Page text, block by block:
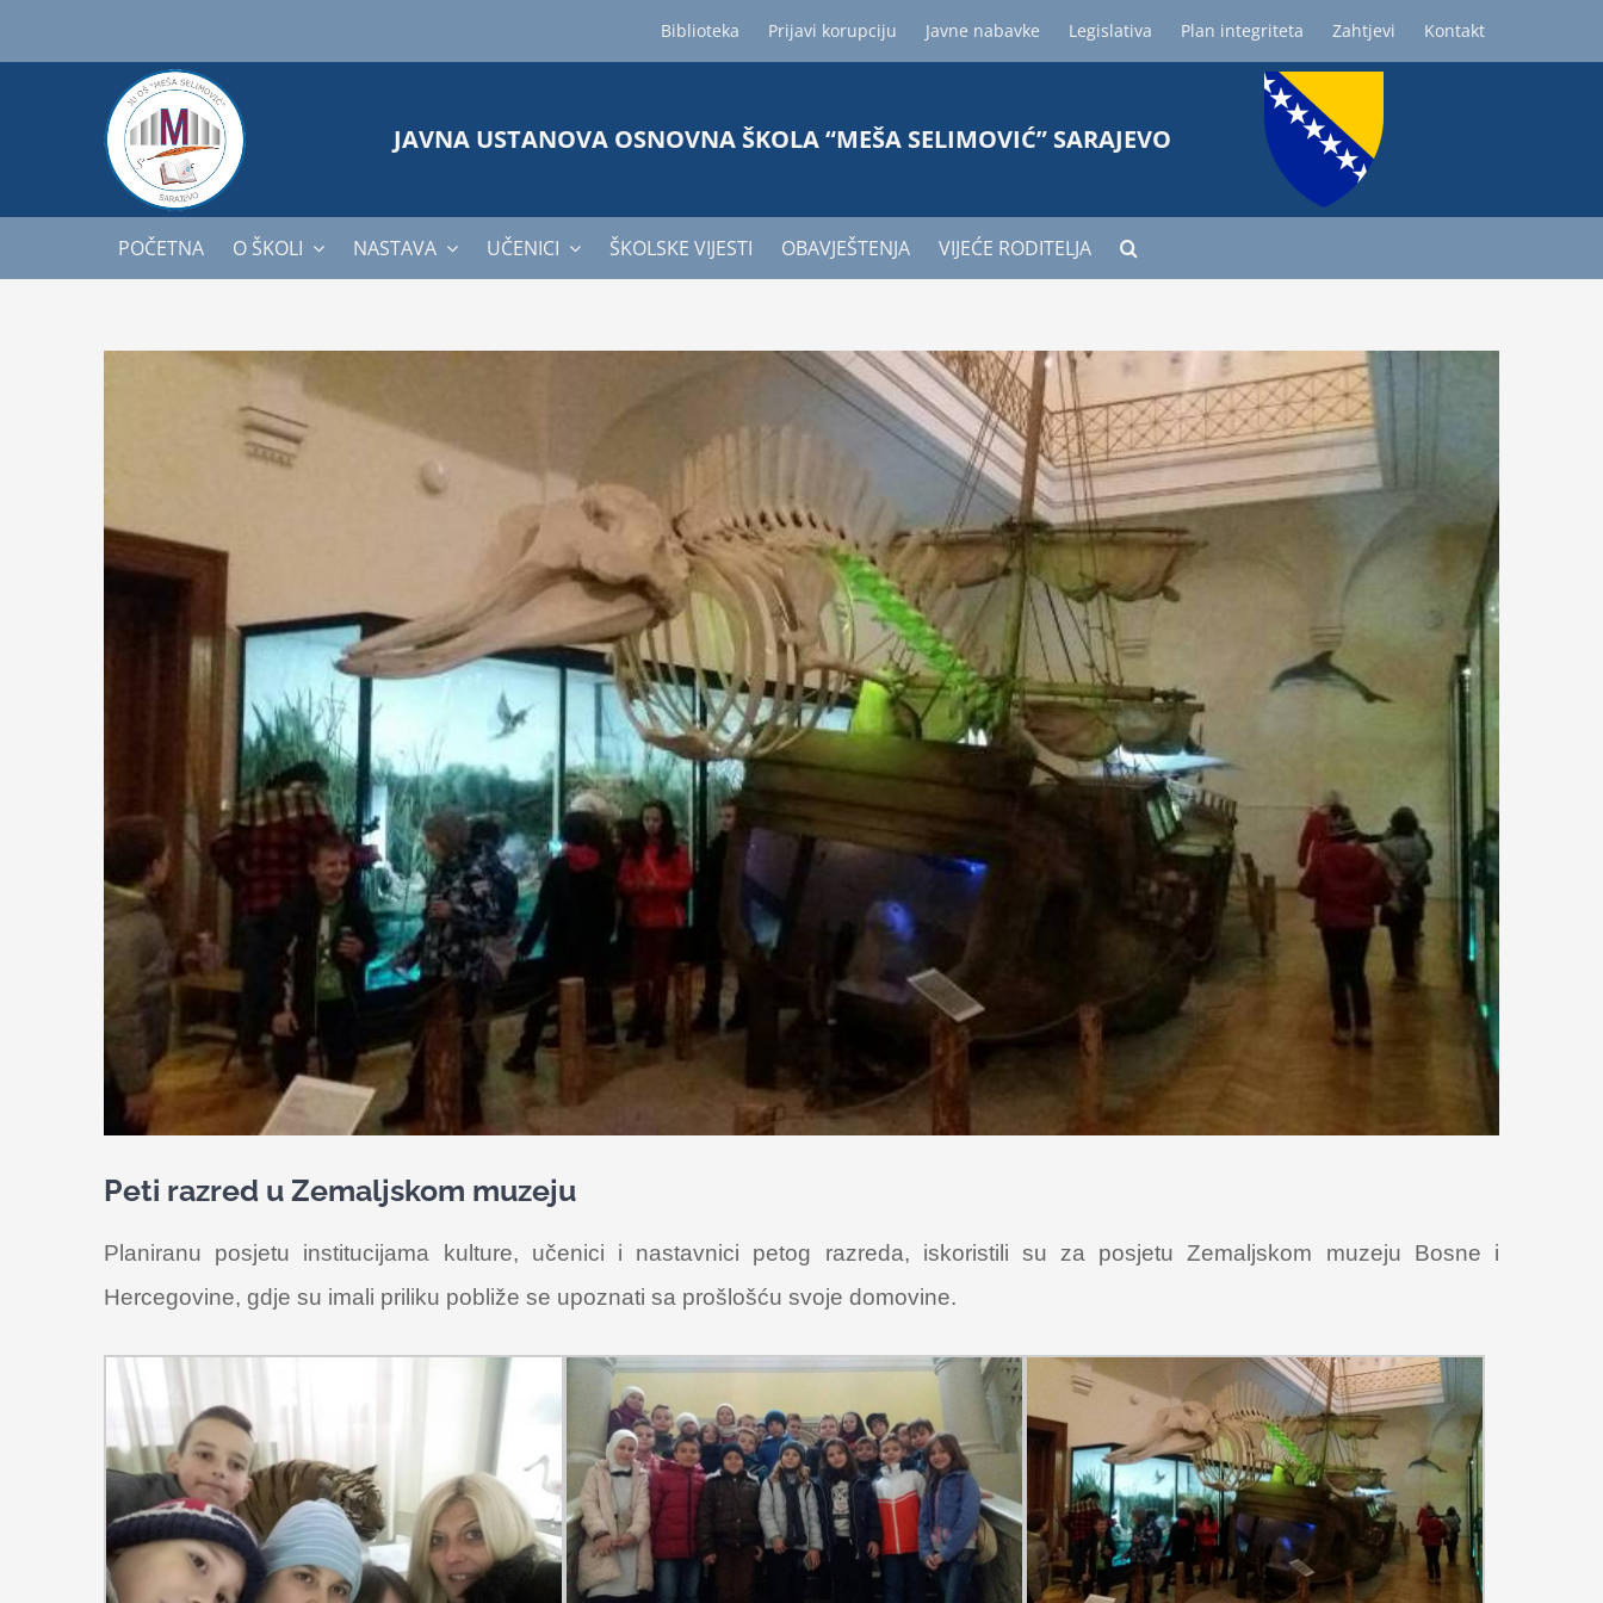
Biblioteka Prijavi korupciju Javne nabavke Legislativa Plan integriteta Zahtjevi Kontakt
JAVNA USTANOVA OSNOVNA ŠKOLA “MEŠA SELIMOVIĆ” SARAJEVO
POČETNA O ŠKOLI NASTAVA UČENICI ŠKOLSKE VIJESTI OBAVJEŠTENJA VIJEĆE RODITELJA
Peti razred u Zemaljskom muzeju
Planiranu posjetu institucijama kulture, učenici i nastavnici petog razreda, iskoristili su za posjetu Zemaljskom muzeju Bosne i
Hercegovine, gdje su imali priliku pobliže se upoznati sa prošlošću svoje domovine.